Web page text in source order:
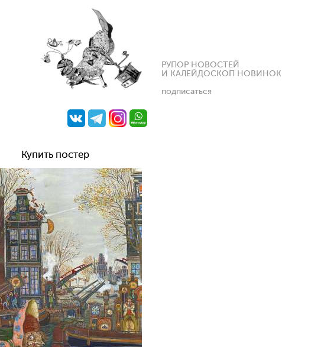
РУПОР НОВОСТЕЙ
И КАЛЕЙДОСКОП НОВИНОК
подписаться
Купить постер